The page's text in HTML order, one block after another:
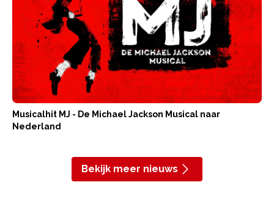
Musicalhit MJ - De Michael Jackson Musical naar
Nederland
Bekijk meer nieuws